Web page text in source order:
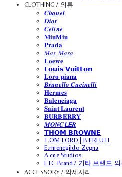
CLOTHING / 의류
𝑪𝒉𝒂𝒏𝒆𝒍
𝑫𝒊𝒐𝒓
𝑪𝒆𝒍𝒊𝒏𝒆
𝐌𝐢𝐮𝐌𝐢𝐮
𝐏𝐫𝐚𝐝𝐚
𝑀𝑎𝑥 𝑀𝑎𝑟𝑎
𝐋𝐨𝐞𝐰𝐞
𝗟𝗼𝘂𝗶𝘀 𝗩𝘂𝗶𝘁𝘁𝗼𝗻
𝐋𝐨𝐫𝐨 𝐩𝐢𝐚𝐧𝐚
𝑩𝒓𝒖𝒏𝒆𝒍𝒍𝒐 𝑪𝒖𝒄𝒊𝒏𝒆𝒍𝒍𝒊
𝐇𝐞𝐫𝐦𝐞𝐬
𝐁𝐚𝐥𝐞𝐧𝐜𝐢𝐚𝐠𝐚
𝐒𝐚𝐢𝐧𝐭 𝐋𝐚𝐮𝐫𝐞𝐧𝐭
𝐁𝐔𝐑𝐁𝐄𝐑𝐑𝐘
𝑴𝑶𝑵𝑪𝙇𝙀𝑹
𝗧𝗛𝗢𝗠 𝗕𝗥𝗢𝗪𝗡𝗘
T.OM FORD | B.ERLUTI
E.rmenegildo Zegna
A.cne Studios
ETC Brand / 기타 브랜드 의
ACCESSORY / 악세사리